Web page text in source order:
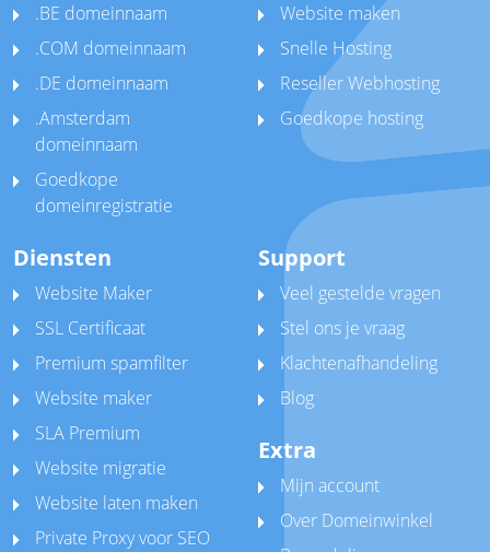
.BE domeinnaam
.COM domeinnaam
.DE domeinnaam
.Amsterdam
domeinnaam
Goedkope
domeinregistratie
Website maken
Snelle Hosting
Reseller Webhosting
Goedkope hosting
Diensten
Website Maker
SSL Certificaat
Premium spamfilter
Website maker
SLA Premium
Website migratie
Website laten maken
Private Proxy voor SEO
Support
Veel gestelde vragen
Stel ons je vraag
Klachtenafhandeling
Blog
Extra
Mijn account
Over Domeinwinkel